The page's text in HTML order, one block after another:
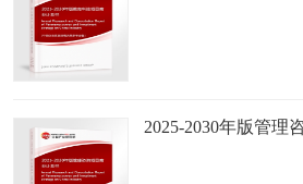
2025-2030年版管理